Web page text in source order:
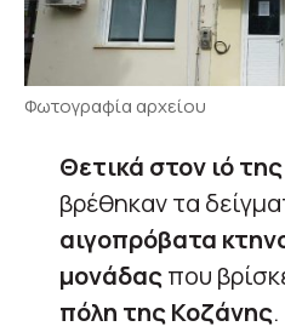
Φωτογραφία αρχείου
Θετικά στον ιό
βρέθηκαν τα
αιγοπρόβατα
μονάδαςπου
πόλη της Κοζάνης.